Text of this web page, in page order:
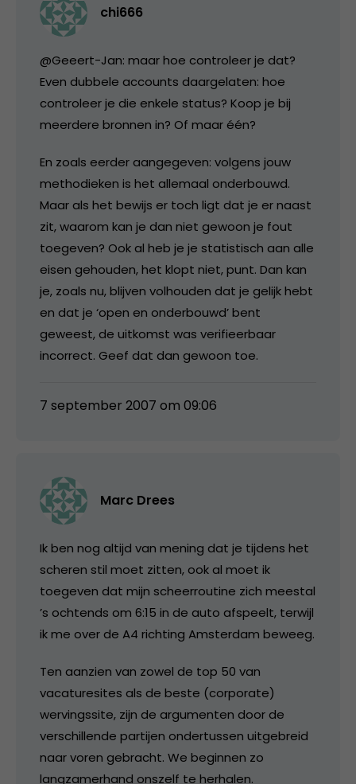
chi666
@Geeert-Jan: maar hoe controleer je dat?
Even dubbele accounts daargelaten: hoe
controleer je die enkele status? Koop je bij
meerdere bronnen in? Of maar één?
En zoals eerder aangegeven: volgens jouw
methodieken is het allemaal onderbouwd.
Maar als het bewijs er toch ligt dat je er naast
zit, waarom kan je dan niet gewoon je fout
toegeven? Ook al heb je je statistisch aan alle
eisen gehouden, het klopt niet, punt. Dan kan
je, zoals nu, blijven volhouden dat je gelijk hebt
en dat je ‘open en onderbouwd’ bent
geweest, de uitkomst was verifieerbaar
incorrect. Geef dat dan gewoon toe.
7 september 2007 om 09:06
Marc Drees
Ik ben nog altijd van mening dat je tijdens het
scheren stil moet zitten, ook al moet ik
toegeven dat mijn scheerroutine zich meestal
’s ochtends om 6:15 in de auto afspeelt, terwijl
ik me over de A4 richting Amsterdam beweeg.
Ten aanzien van zowel de top 50 van
vacaturesites als de beste (corporate)
wervingssite, zijn de argumenten door de
verschillende partijen ondertussen uitgebreid
naar voren gebracht. We beginnen zo
langzamerhand onszelf te herhalen.